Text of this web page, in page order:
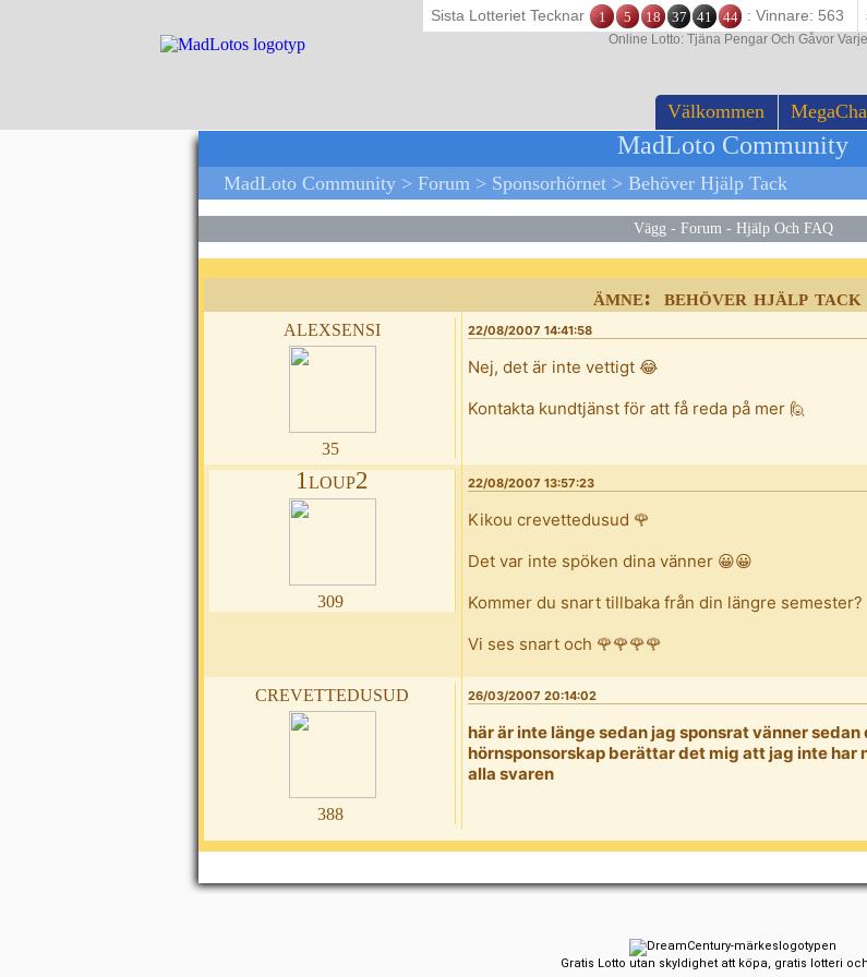
Välkommen
Sista Lotteriet Tecknar 1 5 18 37 41 44 : Vinnare: 563
Online Lotto: Tjäna Pengar Och Gåvor
MadLoto Community
MadLoto Community > Forum > Sponsorhörnet > Behöver Hjälp Tack
Vägg - Forum - Hjälp Och FAQ
ämne: behöver hjälp tack
alexsensi
35
22/08/2007 14:41:58
Nej, det är inte vettigt 😂
Kontakta kundtjänst för att få reda på mer 🙋
1loup2
309
22/08/2007 13:57:23
Kikou crevettedusud 🌹
Det var inte spöken dina vänner 😀😀
Kommer du snart tillbaka från din längre semester?
Vi ses snart och 🌹🌹🌹🌹
crevettedusud
388
26/03/2007 20:14:02
här är inte länge sedan jag sponsrat vänner
hörnsponsorskap berättar det mig att jag inte
alla svaren
Gratis Lotto utan skyldighet att köpa, gratis lotteri